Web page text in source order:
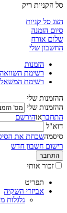
סל הקניות ריק
הצג סל קניות
סיום הזמנה
שלום אורח
החשבון שלי
הזמנות
רשימת השוואה
רשימת
ההזמנות שלי
ההזמנות שלי
התחבראוהירשם
דוא"ל
סיסמהשכחת את
רישום חשבון חדש
התחבר
זכור אותי
תפריט
אביזרי השקיה
גלגלות